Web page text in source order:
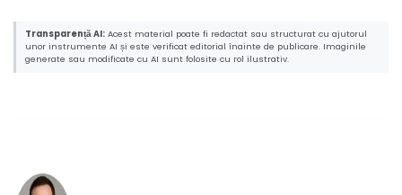
Transparență AI: Acest material poate fi redactat sau structurat cu ajutorul
unor instrumente AI și este verificat editorial înainte de publicare. Imaginile
generate sau modificate cu AI sunt folosite cu rol ilustrativ.